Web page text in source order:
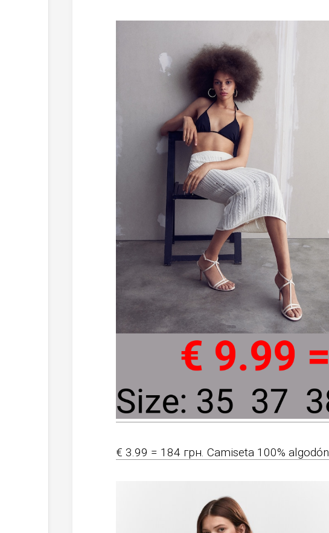
€ 3.99 = 184 грн. Camiseta 100% algodón